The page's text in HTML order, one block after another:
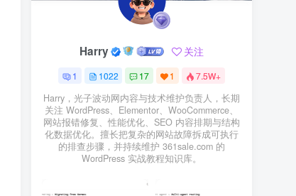
Harry 关注
1 1022 17 1 7.5W+
Harry，光子波动网内容与技术维护负责人，长期
关注 WordPress、Elementor、WooCommerce、
网站报错修复、性能优化、SEO 内容排期与结构
化数据优化。擅长把复杂的网站故障拆成可执行
的排查步骤，并持续维护 361sale.com 的
WordPress 实战教程知识库。